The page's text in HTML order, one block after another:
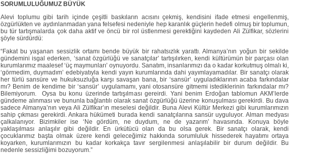
SORUMLULUĞUMUZ BÜYÜK
Alevi toplumu gibi tarih içinde çeşitli baskıların acısını çekmiş, kendisini ifade etmesi engellenmiş,
özgürlükten ve aydınlanmadan yana felsefesi nedeniyle hep karanlık güçlerin hedefi olmuş bir toplumun,
bu tür tartışmalarda çok daha aktif ve öncü bir rol üstlenmesi gerektiğini kaydeden Ali Zülfikar, sözlerini
şöyle sürdürdü:
“Fakat bu yaşanan sessizlik ortamı bende büyük bir rahatsızlık yarattı. Almanya’nın yoğun bir sekilde
gündemini isgal ederken, ‘sanat özgürlüğü ve sanatçılar’ tartışılırken, kendi kültürümün bir parçası olan
kurumlarımız maalesef ‘üç maymunları’ oynuyordu. Sanatım, insanlarımızı da o kadar korkutmuş olmalı ki,
‘görmedim, duymadım’ edebiyatıyla kendi yayın kurumlarında dahi yayımlayamadılar. Bir sanatçı olarak
her türlü sansüre ve hukuksuzluğa karşı savaşan bana, bir ‘sansür’ uyguladıklarının acaba farkındalar
mı? Benim de kendime bir ‘sansür’ uygulamamı, yani otosansüre gitmemi istediklerinin farkındalar mı?
Bilemiyorum. Oysa bu konu üzerinde tartışılması gereirdi. Yani benim Erdoğan tablomun AKM’lerde
gündeme alınması ve bununla bağlantılı olarak sanat özgürlüğü üzerine konuşulması gerekirdi. Bu dava
sadece Almanya’nın veya Ali Zülfikar’ın meselesi değildir. Buna Alevi Kültür Merkezi gibi kurumlarımızın
sahip çıkması gerekirdi. Ankara hükümeti burada kendi sanatçılarına sansür uyguluyor. Alman medyası
çalkalanıyor. Bizimkiler ise ‘Ne gördüm, ne duydum, ne de yazarım’ havasında. Konuya böyle
yaklaşılması anlaşılır gibi değildir. En ürkütücü olan da bu olsa gerek. Bir sanatçı olarak, kendi
çocuklarımız başta olmak üzere kendi geleceğimiz hakkında sorumluluk hissederek hayatımı ortaya
koyarken, kurumlarımızın bu kadar korkakça tavır sergilenmesi anlaşılabilir bir durum değildir. Bu
nedenle sessizliğimi bozuyorum.”